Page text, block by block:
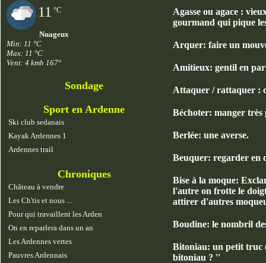
11 °C
Nuageux
Min: 11 °C
Max: 11 °C
Vent: 4 kmh 167°
Sondage
Sport en Ardenne
Ski club sedanais
Kayak Ardennes 1
Ardennes trail
Chroniques
Château à vendre
Les Ch'tis et nous ...
Pour qui travaillent les Arden
On en reparlera dans un an
Les Ardennes vertes
Pauvres Ardennais
Agasse ou agace :
gourmand qui pique
Arquer: faire un
Amitieux: gentil en
Attaquer / rattaquer :
Béchoter: manger très
Berlée: une averse.
Beuquer: regarder en
Bise à la moque:
l'autre on frotte le
attirer d'autres
Boudine: le nombril
Bitoniau: un petit truc
bitoniau ? ''